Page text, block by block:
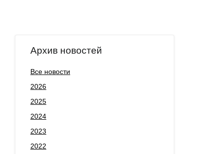
Архив новостей
Все новости
2026
2025
2024
2023
2022